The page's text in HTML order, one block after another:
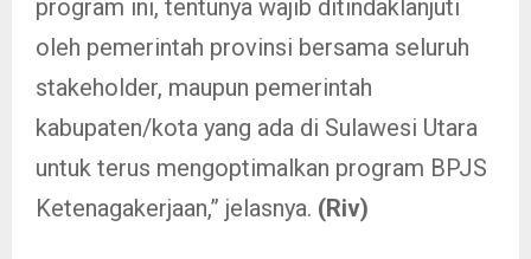
program ini, tentunya wajib ditindaklanjuti
oleh pemerintah provinsi bersama seluruh
stakeholder, maupun pemerintah
kabupaten/kota yang ada di Sulawesi Utara
untuk terus mengoptimalkan program BPJS
Ketenagakerjaan,” jelasnya. (Riv)